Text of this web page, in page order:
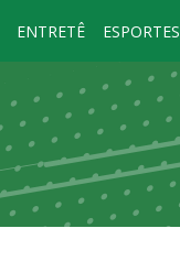
ENTRETÊ ESPORTES